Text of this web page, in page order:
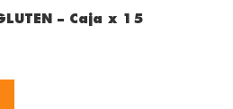
– Caja x 15